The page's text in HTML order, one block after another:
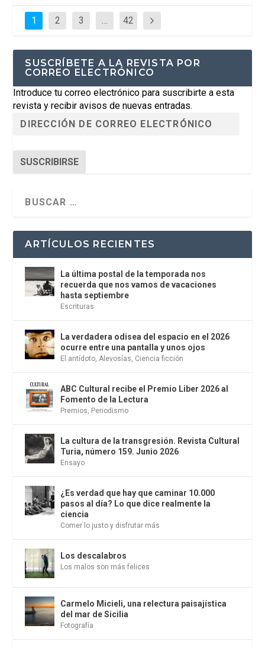
1 2 3 … 42
SUSCRÍBETE A LA REVISTA POR
CORREO ELECTRÓNICO
Introduce tu correo electrónico para suscribirte a esta
revista y recibir avisos de nuevas entradas.
SUSCRIBIRSE
ARTÍCULOS RECIENTES
La última postal de la temporada nos
recuerda que nos vamos de vacaciones
hasta septiembre
Escrituras
La verdadera odisea del espacio en el 2026
ocurre entre una pantalla y unos ojos
El antídoto,Alevosías, Ciencia ficción
ABC Cultural recibe el Premio Liber 2026 al
Fomento de la Lectura
Premios, Periodismo
La cultura de la transgresión. Revista Cultural
Turia, número 159. Junio 2026
Ensayo
¿Es verdad que hay que caminar 10.000
pasos al día? Lo que dice realmente la
ciencia
Comer lo justo y disfrutar más
Los descalabros
Los malos son más felices
Carmelo Micieli, una relectura paisajística
del mar de Sicilia
Fotografía